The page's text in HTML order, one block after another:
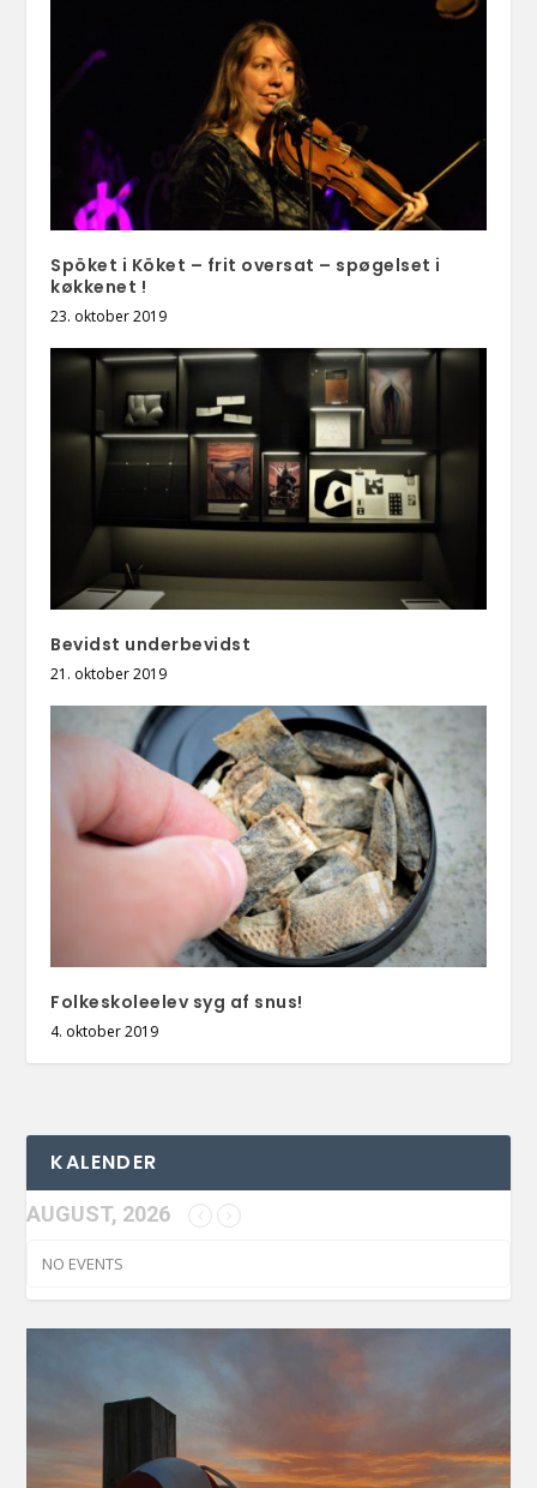
Spöket i Köket – frit oversat – spøgelset i
køkkenet !
23. oktober 2019
Bevidst underbevidst
21. oktober 2019
Folkeskoleelev syg af snus!
4. oktober 2019
KALENDER
AUGUST, 2026
NO EVENTS